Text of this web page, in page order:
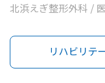
北浜えぎ整形外科 /
リハビリテ